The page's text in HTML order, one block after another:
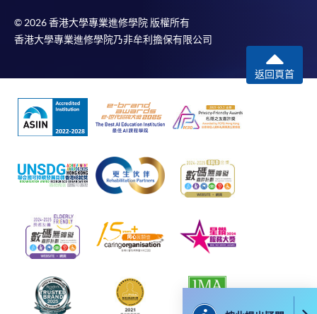
© 2026 香港大學專業進修學院 版權所有
香港大學專業進修學院乃非牟利擔保有限公司
返回頁首